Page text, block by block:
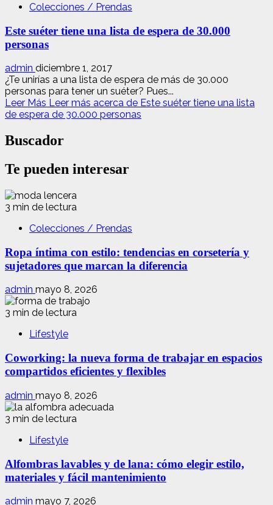
Colecciones / Prendas
Este suéter tiene una lista de espera de 30.000
personas
admin diciembre 1, 2017
¿Te unirías a una lista de espera de más de 30.000
personas para tener un suéter? Pues...
Leer Más Leer más acerca de Este suéter tiene una lista
de espera de 30.000 personas
Buscador
Te pueden interesar
3 min de lectura
Colecciones / Prendas
Ropa íntima con estilo: tendencias en corsetería y
sujetadores que marcan la diferencia
admin mayo 8, 2026
3 min de lectura
Lifestyle
Coworking: la nueva forma de trabajar en espacios
compartidos eficientes y flexibles
admin mayo 8, 2026
3 min de lectura
Lifestyle
Alfombras lavables y de lana: cómo elegir estilo,
materiales y fácil mantenimiento
admin mayo 7, 2026